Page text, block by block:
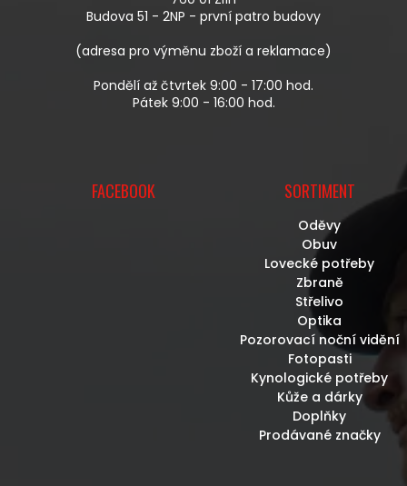
K
V
P
I
Budova 51 - 2NP - první patro budovy
(adresa pro výměnu zboží a reklamace)
Pondělí až čtvrtek 9:00 - 17:00 hod.
Pátek 9:00 - 16:00 hod.
FACEBOOK SORTIMENT
Oděvy
Obuv
Lovecké potřeby
Zbraně
Střelivo
Optika
Pozorovací noční vidění
Fotopasti
Kynologické potřeby
Kůže a dárky
Doplňky
Prodávané značky